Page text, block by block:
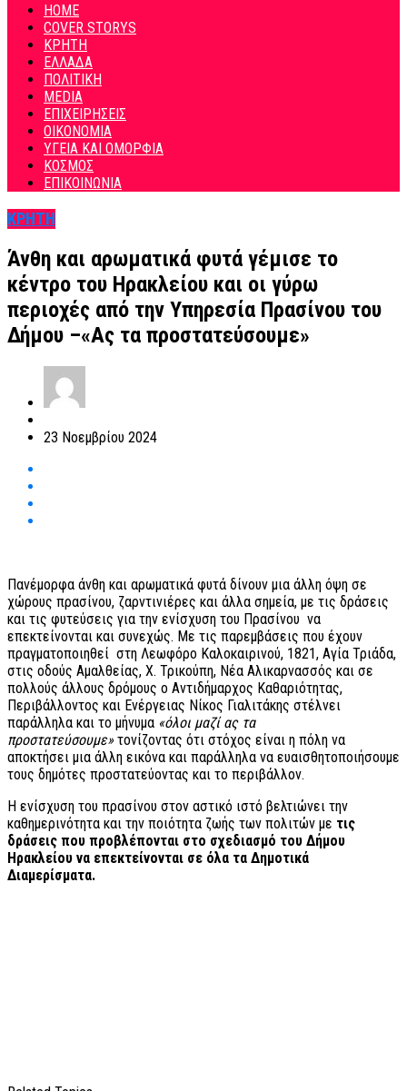
HOME
COVER STORYS
ΚΡΗΤΗ
ΕΛΛΑΔΑ
ΠΟΛΙΤΙΚΗ
MEDIA
ΕΠΙΧΕΙΡΗΣΕΙΣ
ΟΙΚΟΝΟΜΙΑ
ΥΓΕΙΑ ΚΑΙ ΟΜΟΡΦΙΑ
ΚΟΣΜΟΣ
ΕΠΙΚΟΙΝΩΝΙΑ
ΚΡΗΤΗ
Άνθη και αρωματικά φυτά γέμισε το
κέντρο του Ηρακλείου και οι γύρω
περιοχές από την Υπηρεσία Πρασίνου του
Δήμου –«Ας τα προστατεύσουμε»
23 Νοεμβρίου 2024
Πανέμορφα άνθη και αρωματικά φυτά δίνουν μια άλλη όψη σε
χώρους πρασίνου, ζαρντινιέρες και άλλα σημεία, με τις δράσεις
και τις φυτεύσεις για την ενίσχυση του Πρασίνου να
επεκτείνονται και συνεχώς. Με τις παρεμβάσεις που έχουν
πραγματοποιηθεί στη Λεωφόρο Καλοκαιρινού, 1821, Αγία Τριάδα,
στις οδούς Αμαλθείας, Χ. Τρικούπη, Νέα Αλικαρνασσός και σε
πολλούς άλλους δρόμους ο Αντιδήμαρχος Καθαριότητας,
Περιβάλλοντος και Ενέργειας Νίκος Γιαλιτάκης στέλνει
παράλληλα και το μήνυμα «όλοι μαζί ας τα
προστατεύσουμε»τονίζοντας ότι στόχος είναι η πόλη να
αποκτήσει μια άλλη εικόνα και παράλληλα να ευαισθητοποιήσουμε
τους δημότες προστατεύοντας και το περιβάλλον.
Η ενίσχυση του πρασίνου στον αστικό ιστό βελτιώνει την
καθημερινότητα και την ποιότητα ζωής των πολιτών με τις
δράσεις που προβλέπονται στο σχεδιασμό του Δήμου
Ηρακλείου να επεκτείνονται σε όλα τα Δημοτικά
Διαμερίσματα.